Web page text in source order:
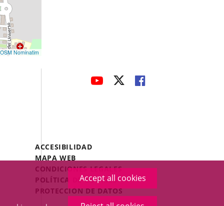
Accept all cookies
OSM Nominatim
LINK
LINKLINK
Menú
Legal
Footer
ACCESIBILIDAD
MAPA WEB
CONDICIONES LEGALES
POLÍTICA DE COOKIES
PROTECCIÓN DE DATOS